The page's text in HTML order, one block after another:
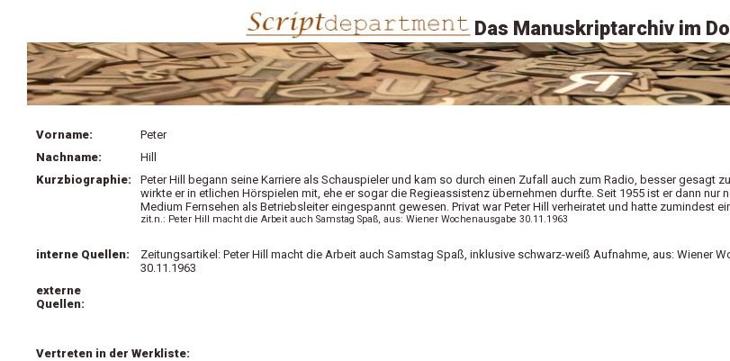
Das Manuskriptarchiv im
Vorname:
Peter
Nachname:
Hill
Kurzbiographie:
Peter Hill begann seine Karriere als Schauspieler und kam so durch einen Zufall auch zum Radio, besser gesagt
wirkte er in etlichen Hörspielen mit, ehe er sogar die Regieassistenz übernehmen durfte. Seit 1955 ist er dann nur
Medium Fernsehen als Betriebsleiter eingespannt gewesen. Privat war Peter Hill verheiratet und hatte zumindest
zit.n.: Peter Hill macht die Arbeit auch Samstag Spaß, aus: Wiener Wochenausgabe 30.11.1963
interne Quellen:
Zeitungsartikel: Peter Hill macht die Arbeit auch Samstag Spaß, inklusive schwarz-weiß Aufnahme, aus: Wiener
30.11.1963
externe
Quellen:
Vertreten in der Werkliste: